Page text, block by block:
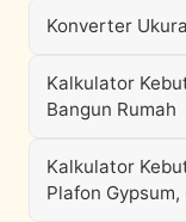
Konverter
Kalkulator
Bangun Rumah
Kalkulator
Plafon Gypsum,